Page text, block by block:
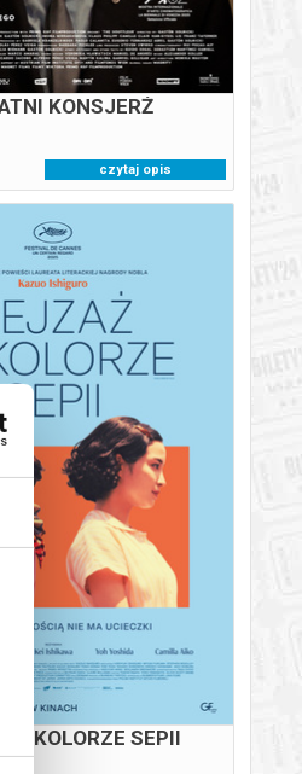
KONSJERŻ
czytaj opis
W KOLORZE SEPII
W KOLORZE SEPII